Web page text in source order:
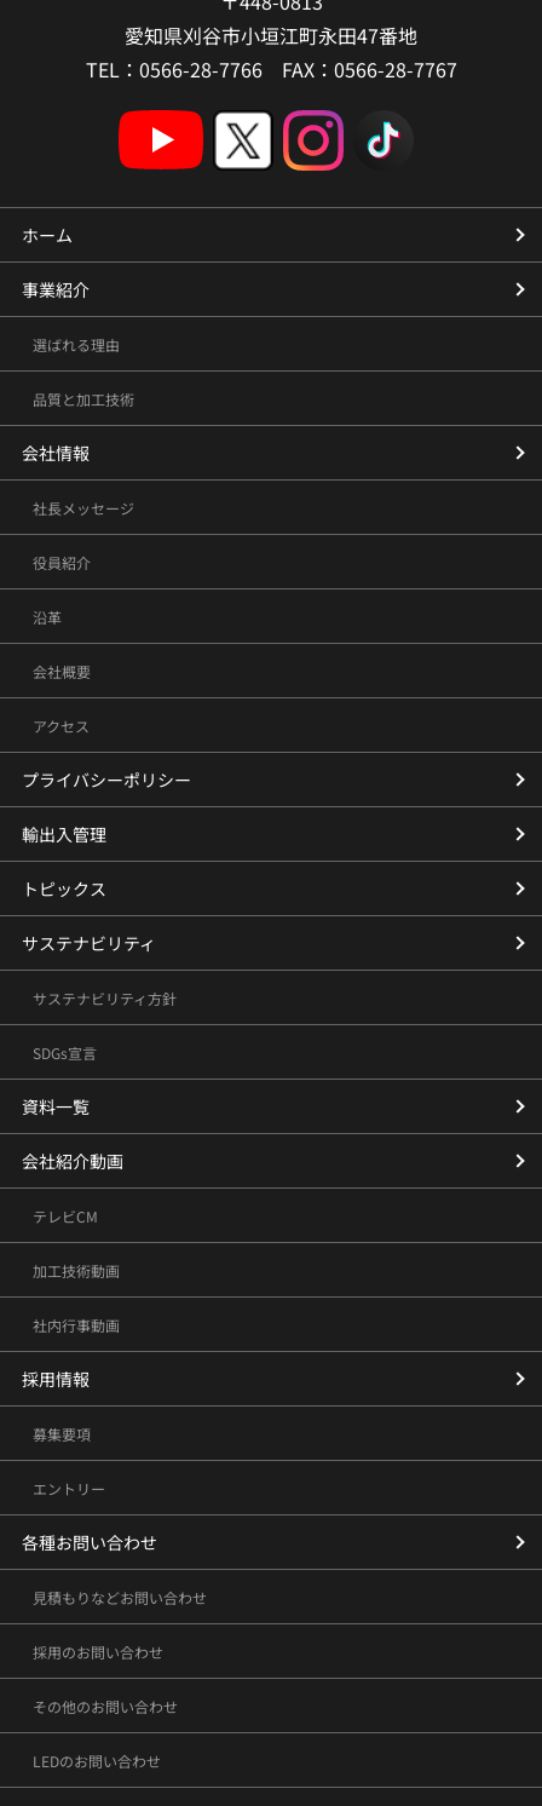
愛知県刈谷市小垣江町永田47番地
TEL：0566-28-7766 FAX：0566-28-7767
ホーム
事業紹介
選ばれる理由
品質と加工技術
会社情報
社長メッセージ
役員紹介
沿革
会社概要
アクセス
プライバシーポリシー
輸出入管理
トピックス
サステナビリティ
サステナビリティ方針
SDGs宣言
資料一覧
会社紹介動画
テレビCM
加工技術動画
社内行事動画
採用情報
募集要項
エントリー
各種お問い合わせ
見積もりなどお問い合わせ
採用のお問い合わせ
その他のお問い合わせ
LEDのお問い合わせ